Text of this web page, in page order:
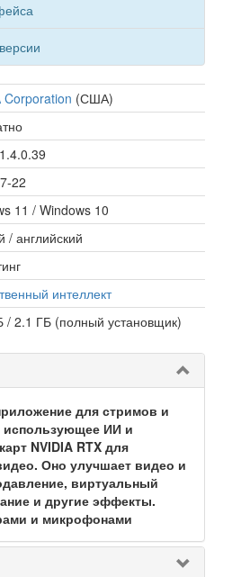
Corporation (США)
22
11 / Windows 10
/ английский
интеллект
/ 2.1 ГБ (полный установщик)
для стримов и
ИИ и
NVIDIA RTX для
Оно улучшает видео и
виртуальный
и другие эффекты.
и микрофонами